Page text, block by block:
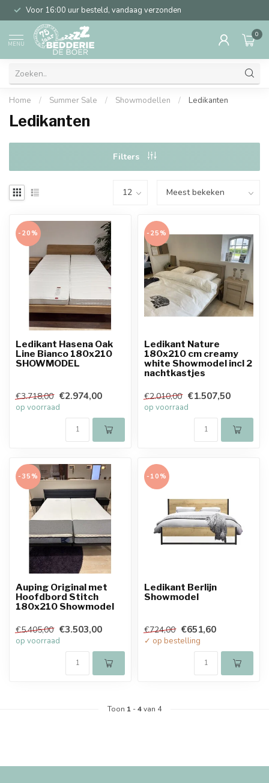
Voor 16:00 uur besteld, vandaag verzonden
MENU
0
Home / Summer Sale / Showmodellen / Ledikanten
Ledikanten
Filters
-20%
Ledikant Hasena Oak
Line Bianco 180x210
SHOWMODEL
€3.718,00 €2.974,00
op voorraad
-25%
Ledikant Nature
180x210 cm creamy
white Showmodel incl 2
nachtkastjes
€2.010,00 €1.507,50
op voorraad
-35%
Auping Original met
Hoofdbord Stitch
180x210 Showmodel
€5.405,00 €3.503,00
op voorraad
-10%
Ledikant Berlijn
Showmodel
€724,00 €651,60
✓ op bestelling
Toon 1 -4van 4